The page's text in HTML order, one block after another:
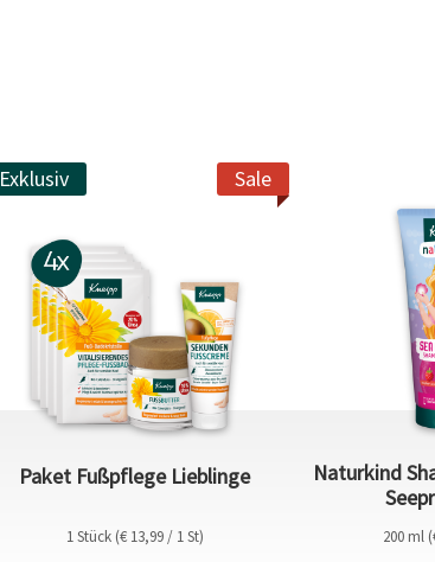
Sale
Exklusiv
Paket Fußpflege Lieblinge
1 Stück (€ 13,99 / 1 St)
Naturkind
200 ml